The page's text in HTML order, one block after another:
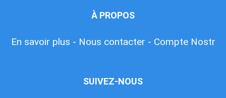
À PROPOS
En savoir plus - Nous contacter - Compte Nostr
SUIVEZ-NOUS